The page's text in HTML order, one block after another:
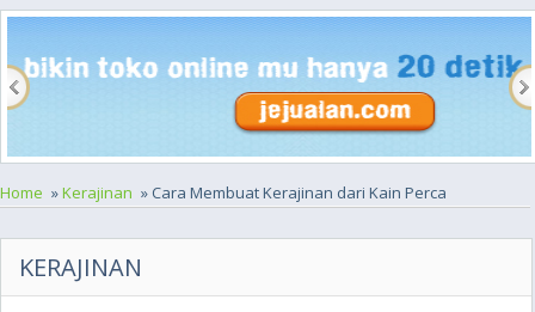
Home »Kerajinan » Cara Membuat Kerajinan dari Kain Perca
KERAJINAN